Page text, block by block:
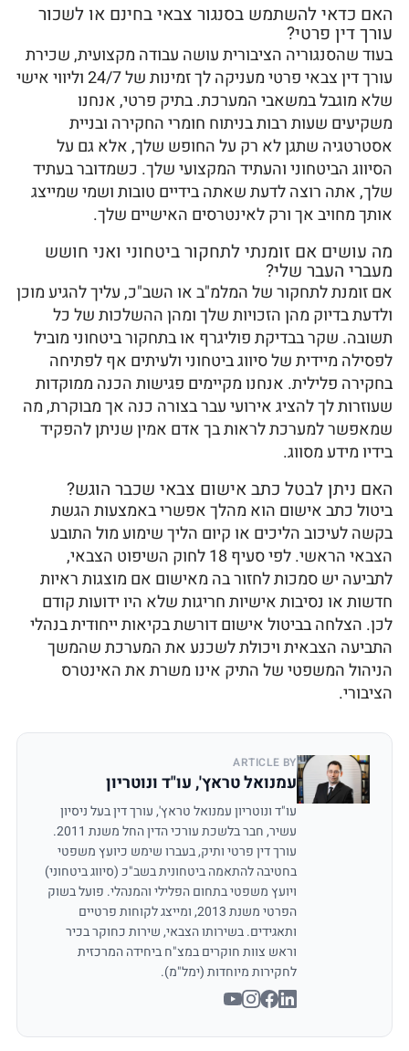
האם כדאי להשתמש בסנגור צבאי בחינם או לשכור
עורך דין פרטי?
בעוד שהסנגוריה הציבורית עושה עבודה מקצועית, שכירת
עורך דין צבאי פרטי מעניקה לך זמינות של 24/7 וליווי אישי
שלא מוגבל במשאבי המערכת. בתיק פרטי, אנחנו
משקיעים שעות רבות בניתוח חומרי החקירה ובניית
אסטרטגיה שתגן לא רק על החופש שלך, אלא גם על
הסיווג הביטחוני והעתיד המקצועי שלך. כשמדובר בעתיד
שלך, אתה רוצה לדעת שאתה בידיים טובות ושמי שמייצג
אותך מחויב אך ורק לאינטרסים האישיים שלך.
מה עושים אם זומנתי לתחקור ביטחוני ואני חושש
מעברי העבר שלי?
אם זומנת לתחקור של המלמ"ב או השב"כ, עליך להגיע מוכן
ולדעת בדיוק מהן הזכויות שלך ומהן ההשלכות של כל
תשובה. שקר בבדיקת פוליגרף או בתחקור ביטחוני מוביל
לפסילה מיידית של סיווג ביטחוני ולעיתים אף לפתיחה
בחקירה פלילית. אנחנו מקיימים פגישות הכנה ממוקדות
שעוזרות לך להציג אירועי עבר בצורה כנה אך מבוקרת, מה
שמאפשר למערכת לראות בך אדם אמין שניתן להפקיד
בידיו מידע מסווג.
האם ניתן לבטל כתב אישום צבאי שכבר הוגש?
ביטול כתב אישום הוא מהלך אפשרי באמצעות הגשת
בקשה לעיכוב הליכים או קיום הליך שימוע מול התובע
הצבאי הראשי. לפי סעיף 18 לחוק השיפוט הצבאי,
לתביעה יש סמכות לחזור בה מאישום אם מוצגות ראיות
חדשות או נסיבות אישיות חריגות שלא היו ידועות קודם
לכן. הצלחה בביטול אישום דורשת בקיאות ייחודית בנהלי
התביעה הצבאית ויכולת לשכנע את המערכת שהמשך
הניהול המשפטי של התיק אינו משרת את האינטרס
הציבורי.
ARTICLE BY
עמנואל טראץ', עו"ד ונוטריון
עו"ד ונוטריון עמנואל טראץ', עורך דין בעל ניסיון
עשיר, חבר בלשכת עורכי הדין החל משנת 2011.
עורך דין פרטי ותיק, בעברו שימש כיועץ משפטי
בחטיבה להתאמה ביטחונית בשב"כ (סיווג ביטחוני)
ויועץ משפטי בתחום הפלילי והמנהלי. פועל בשוק
הפרטי משנת 2013, ומייצג לקוחות פרטיים
ותאגידים. בשירותו הצבאי, שירות כחוקר בכיר
וראש צוות חוקרים במצ"ח ביחידה המרכזית
לחקירות מיוחדות (ימל"מ).